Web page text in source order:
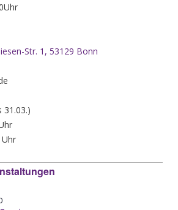
Str. 1, 53129 Bonn
31.03.)
Uhr